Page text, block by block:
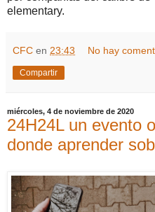
elementary.
CFC en 23:43 No hay
Compartir
miércoles, 4 de noviembre de 2020
24H24L un evento
donde aprender